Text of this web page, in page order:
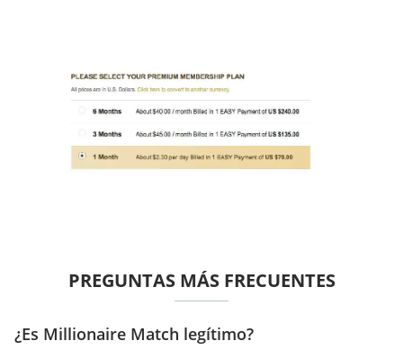
PREGUNTAS MÁS FRECUENTES
¿Es Millionaire Match legítimo?